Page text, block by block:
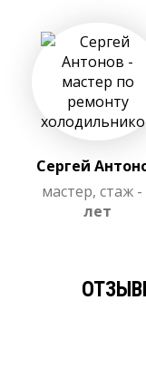
Сергей
мастер, стаж -
лет